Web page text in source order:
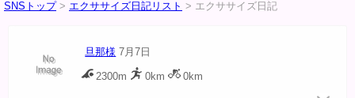
SNSトップ > エクササイズ日記リスト > エクササイズ日記
旦那様 7月7日
2300m 0km 0km